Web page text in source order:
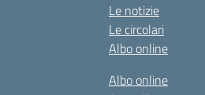
Le notizie
Le circolari
Albo online
Albo online